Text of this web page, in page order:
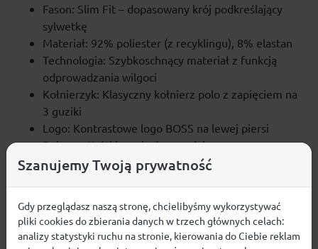
Fason: Slim Fit – dopasowany krój podkreślający
sylwetkę
Materiał: 92% poliester (z recyklingu), 8% elastan
Technologia: Szybkoschnący materiał z funkcją
odprowadzania wilgoci
Kołnierzyk: Klasyczny kołnierz polo z zapięciem na
3 guziki
Logo: Kontrastowe logo BOSS na lewej piersi
Rękawy: Krótkie, zakończone ściągaczem
Szanujemy Twoją prywatność
Gdy przeglądasz naszą stronę, chcielibyśmy wykorzystywać
pliki cookies do zbierania danych w trzech głównych celach:
analizy statystyki ruchu na stronie, kierowania do Ciebie reklam